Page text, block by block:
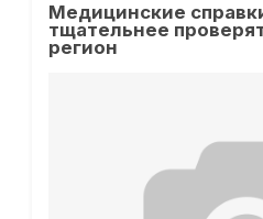
Медицинские
тщательнее
регион